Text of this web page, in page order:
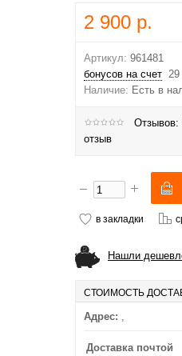
2 900 р.
Артикул: 961481
бонусов на счет 29
Наличие: Есть в
Отзывов:
отзыв
в закладки
Нашли
СТОИМОСТЬ
Адрес: ,
Доставка почтой